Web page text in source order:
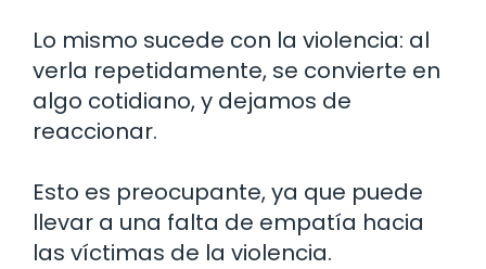
Lo mismo sucede con la violencia: al
verla repetidamente, se convierte en
algo cotidiano, y dejamos de
reaccionar.
Esto es preocupante, ya que puede
llevar a una falta de empatía hacia
las víctimas de la violencia.